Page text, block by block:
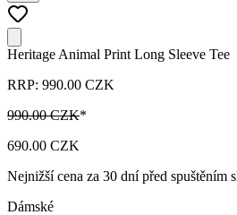
Heritage Animal Print Long Sleeve Tee
RRP: 990.00 CZK
990.00 CZK*
690.00 CZK
Nejnižší cena za 30 dní před spuštěním
Dámské